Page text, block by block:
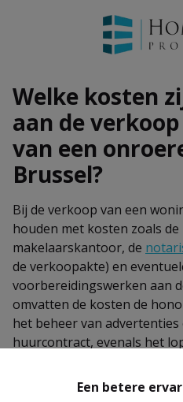
Een betere
Welke kosten
aan de
van een
Brussel?
Bij de verkoop van een
houden met kosten zoals
makelaarskantoor, de
de verkoopakte) en
voorbereidingswerken aan
omvatten de kosten de
het beheer van
huurcontract, evenals het